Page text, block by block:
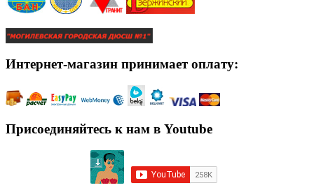
Интернет-магазин принимает оплату:
Присоединяйтесь к нам в Youtube